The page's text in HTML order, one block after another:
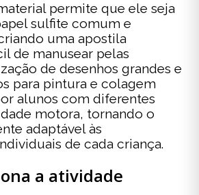
permite que ele seja
sulfite comum e
uma apostila
de manusear pelas
de desenhos grandes e
para pintura e colagem
alunos com diferentes
motora, tornando o
adaptável às
de cada criança.
a atividade